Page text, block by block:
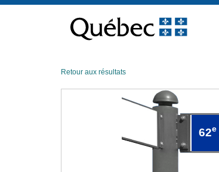
contenu
Retour aux résultats
62e